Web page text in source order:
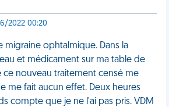
2022 00:20
migraine ophtalmique. Dans la
et médicament sur ma table de
ce nouveau traitement censé me
me fait aucun effet. Deux heures
compte que je ne l'ai pas pris. VDM